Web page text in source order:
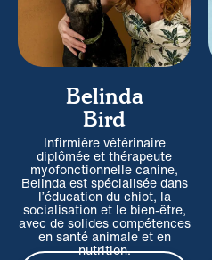
Belinda
Bird
Infirmière vétérinaire
diplômée et thérapeute
myofonctionnelle canine,
Belinda est spécialisée dans
l’éducation du chiot, la
socialisation et le bien-être,
avec de solides compétences
en santé animale et en
nutrition.